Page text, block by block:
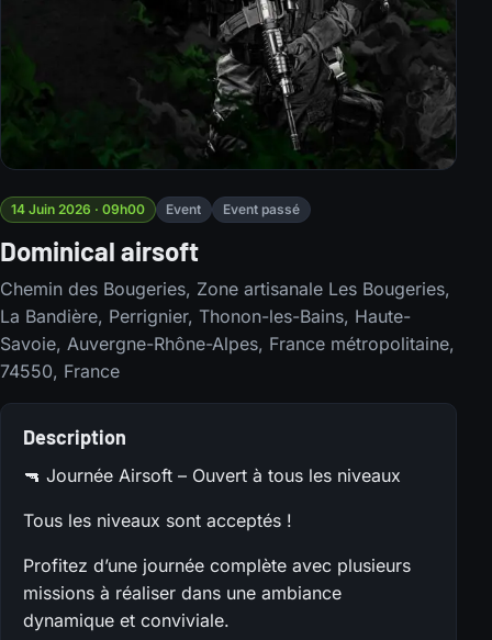
14 Juin 2026 · 09h00 Event Event passé
Dominical airsoft
Chemin des Bougeries, Zone artisanale Les Bougeries,
La Bandière, Perrignier, Thonon-les-Bains, Haute-
Savoie, Auvergne-Rhône-Alpes, France métropolitaine,
74550, France
Description
🔫 Journée Airsoft – Ouvert à tous les niveaux
Tous les niveaux sont acceptés !
Profitez d’une journée complète avec plusieurs
missions à réaliser dans une ambiance
dynamique et conviviale.